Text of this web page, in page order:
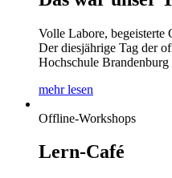
Volle Labore, begeisterte
Der diesjährige Tag der
Hochschule Brandenburg
mehr lesen
Offline-Workshops
Lern-Café